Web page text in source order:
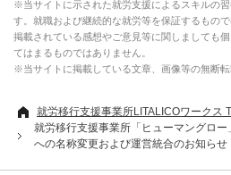
※当サイトに示された就労支援によるスキルの
す。就職および継続的な就労等を保証するもので
掲載されている感想やご意見等に関しましても
てはまるものではありません。
※当サイトに掲載している文章、画像等の無断転
就労移行支援事業所LITALICOワークス
就労移行支援事業所「ヒューマングロー
への名称変更および運営統合のお知らせ